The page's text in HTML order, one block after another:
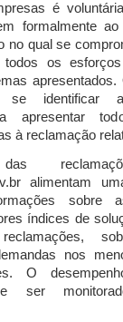
é
formalmente
no qual se
todos os
identificar
a apresentar
à reclamação
alimentam
sobre
índices de
nos
O
ser